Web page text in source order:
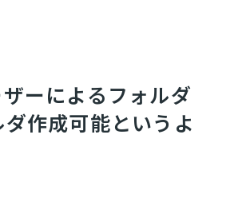
ーによるフォルダ
作成可能というよ